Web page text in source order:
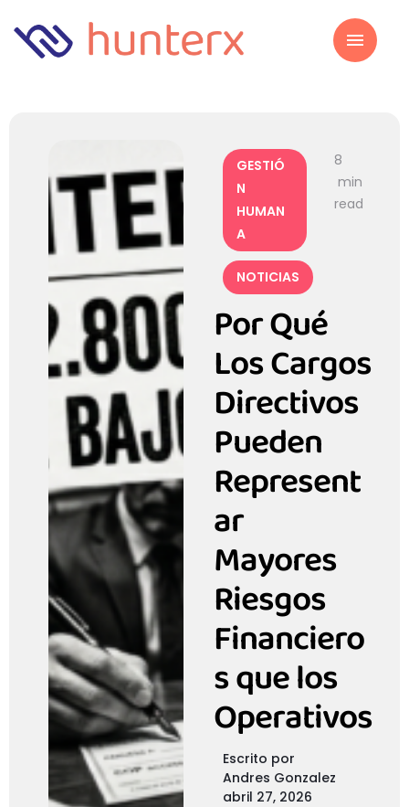
GESTIÓ
N
HUMAN
A
NOTICIAS
8
read
Por Qué
Los Cargos
Directivos
Pueden
Represent
ar
Mayores
Riesgos
Financiero
s que los
Operativos
Escrito por
Andres Gonzalez
abril 27, 2026